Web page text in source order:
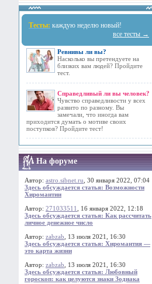
Тесты: каждую неделю новый!
все тесты →
Ревнивы ли вы?
Насколько вы претендуете на
близких вам людей? Пройдите
тест.
Справедливый ли вы человек?
Чувство справедливости у всех
развито по разному. Вы
замечали, что иногда вам
приходится думать о мотиве своих
поступков? Пройдите тест!
На форуме
Автор: astro.sibnet.ru , 30 января 2022, 07:04
Здесь обсуждается статья: Возможности
Хиромантии
Автор: 271033511
, 16 января 2022, 12:18
Здесь обсуждается статья: Как рассчитать
личное денежное число
Автор: zabzab , 13 июля 2021, 16:30
Здесь обсуждается статья: Хиромантия —
это карта жизни
Автор: zabzab , 13 июля 2021, 16:30
Здесь обсуждается статья: Любовный
гороскоп: как целуются знаки Зодиака